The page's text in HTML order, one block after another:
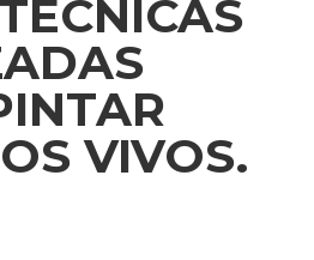
VIVOS.